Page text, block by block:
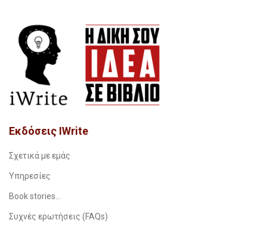
Εκδόσεις IWrite
Σχετικά με εμάς
Υπηρεσίες
Book stories…
Συχνές ερωτήσεις (FAQs)